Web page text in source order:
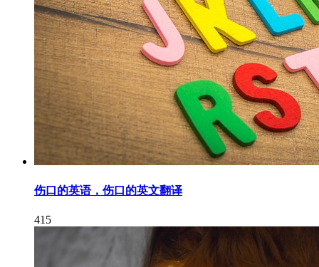
伤口的英语，伤口的英文翻译
415